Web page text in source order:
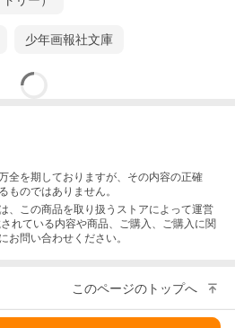
少年画報社文庫
全を期しておりますが、その内容の正確
ものではありません。
、この商品を取り扱うストアによって運営
れている内容や商品、ご購入 、ご購入に関
お問い合わせください。
このページのトップへ